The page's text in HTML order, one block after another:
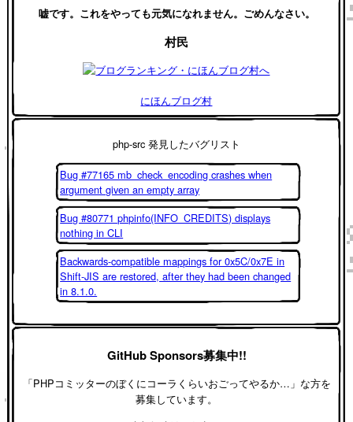
嘘です。これをやっても元気になれません。ごめんなさい。
村民
にほんブログ村
php-src 発見したバグリスト
Bug #77165 mb_check_encoding crashes when
argument given an empty array
Bug #80771 phpinfo(INFO_CREDITS) displays
nothing in CLI
Backwards-compatible mappings for 0x5C/0x7E in
Shift-JIS are restored, after they had been changed
in 8.1.0.
GitHub Sponsors募集中!!
「PHPコミッターのぼくにコーラくらいおごってやるか…」な方を
募集しています。